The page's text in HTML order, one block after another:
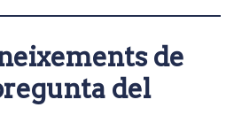
de
del